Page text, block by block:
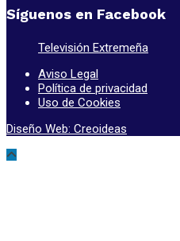
Síguenos en Facebook
Televisión Extremeña
Aviso Legal
Política de privacidad
Uso de Cookies
Diseño Web: Creoideas